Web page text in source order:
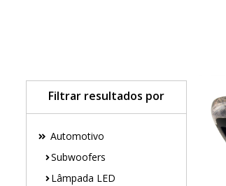
Filtrar resultados por
Automotivo
Subwoofers
Lâmpada LED